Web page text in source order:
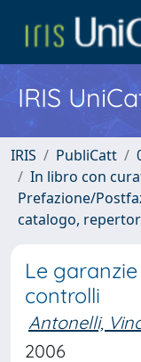
IRIS
IRIS PubliCatt
In libro con
Prefazione/
catalogo,
Le
controlli
Antonelli,
2006